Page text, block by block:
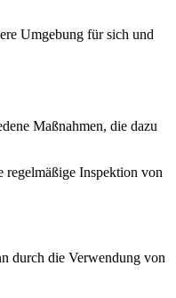
Umgebung für sich und
Maßnahmen, die dazu
Inspektion von
durch die Verwendung von